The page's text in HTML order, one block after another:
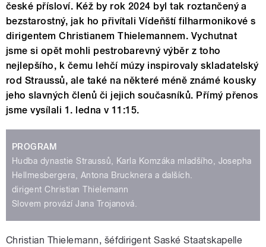
české přísloví. Kéž by rok 2024 byl tak roztančený a
bezstarostný, jak ho přivítali Vídeňští filharmonikové s
dirigentem Christianem Thielemannem. Vychutnat
jsme si opět mohli pestrobarevný výběr z toho
nejlepšího, k čemu lehčí múzy inspirovaly skladatelský
rod Straussů, ale také na některé méně známé kousky
jeho slavných členů či jejich současníků. Přímý přenos
jsme vysílali 1. ledna v 11:15.
PROGRAM
Hudba dynastie Straussů, Karla Komzáka mladšího, Josepha
Hellmesbergera, Antona Brucknera a dalších.
dirigent Christian Thielemann
Slovem provází Jana Trojanová.
Christian Thielemann, šéfdirigent Saské Staatskapelle